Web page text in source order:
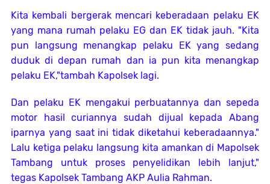
Kita kembali bergerak mencari keberadaan pelaku EK
yang mana rumah pelaku EG dan EK tidak jauh. "Kita
pun langsung menangkap pelaku EK yang sedang
duduk di depan rumah dan ia pun kita menangkap
pelaku EK,"tambah Kapolsek lagi.
Dan pelaku EK mengakui perbuatannya dan sepeda
motor hasil curiannya sudah dijual kepada Abang
iparnya yang saat ini tidak diketahui keberadaannya."
Lalu ketiga pelaku langsung kita amankan di Mapolsek
Tambang untuk proses penyelidikan lebih lanjut,"
tegas Kapolsek Tambang AKP Aulia Rahman.